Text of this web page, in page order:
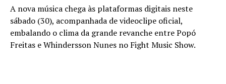
A nova música chega às plataformas digitais neste
sábado (30), acompanhada de videoclipe oficial,
embalando o clima da grande revanche entre Popó
Freitas e Whindersson Nunes no Fight Music Show.